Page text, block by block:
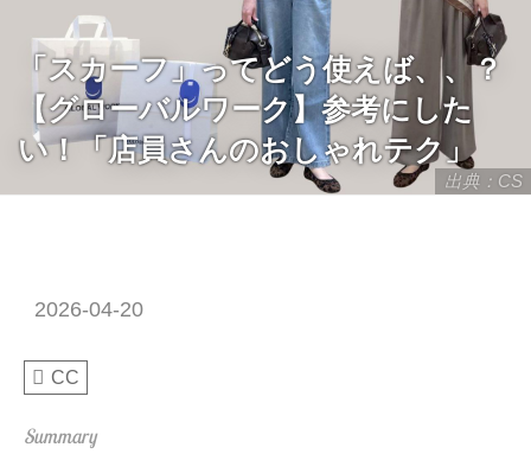
出典：CS
「スカーフ」ってどう使えば、、？
【グローバルワーク】参考にした
い！「店員さんのおしゃれテク」
2026-04-20
CC